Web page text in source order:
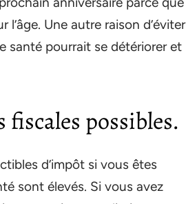
Une autre raison d’éviter
santé pourrait se détériorer et
possibles.
d’impôt si vous êtes
sont élevés. Si vous avez